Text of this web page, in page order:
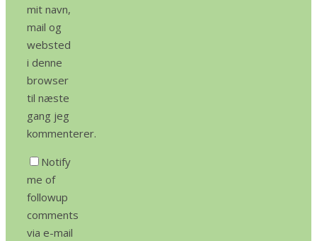
mit navn,
mail og
websted
i denne
browser
til næste
gang jeg
kommenterer.
Notify
me of
followup
comments
via e-mail